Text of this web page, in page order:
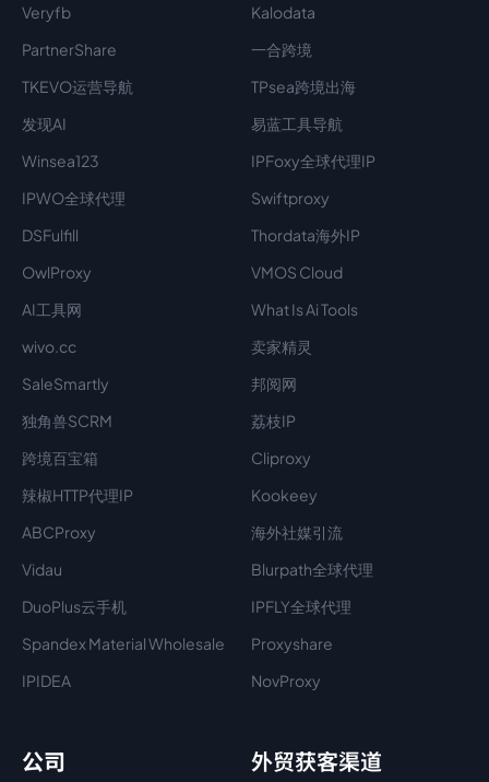
Veryfb
Kalodata
PartnerShare
一合跨境
TKEVO运营导航
TPsea跨境出海
发现AI
易蓝工具导航
Winsea123
IPFoxy全球代理IP
IPWO全球代理
Swiftproxy
DSFulfill
Thordata海外IP
OwlProxy
VMOS Cloud
AI工具网
What Is Ai Tools
wivo.cc
卖家精灵
SaleSmartly
邦阅网
独角兽SCRM
荔枝IP
跨境百宝箱
Cliproxy
辣椒HTTP代理IP
Kookeey
ABCProxy
海外社媒引流
Vidau
Blurpath全球代理
DuoPlus云手机
IPFLY全球代理
Spandex Material Wholesale​
Proxyshare
IPIDEA
NovProxy
公司 外贸获客渠道